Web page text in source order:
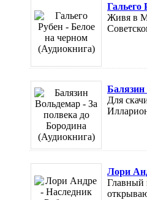
Гальего
Живя в
Балязин
Для
Лори
Главный